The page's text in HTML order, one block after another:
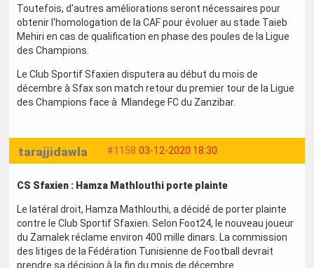
Toutefois, d'autres améliorations seront nécessaires pour
obtenir l'homologation de la CAF pour évoluer au stade Taieb
Mehiri en cas de qualification en phase des poules de la Ligue
des Champions.
Le Club Sportif Sfaxien disputera au début du mois de
décembre à Sfax son match retour du premier tour de la Ligue
des Champions face à Mlandege FC du Zanzibar.
#1158 03-12-2020 18:30
tarajjidawla
CS Sfaxien : Hamza Mathlouthi porte plainte
Le latéral droit, Hamza Mathlouthi, a décidé de porter plainte
contre le Club Sportif Sfaxien. Selon Foot24, le nouveau joueur
du Zamalek réclame environ 400 mille dinars. La commission
des litiges de la Fédération Tunisienne de Football devrait
prendre sa décision à la fin du mois de décembre.